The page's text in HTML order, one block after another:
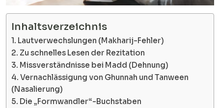
Inhaltsverzeichnis
1. Lautverwechslungen (Makharij-Fehler)
2. Zu schnelles Lesen der Rezitation
3. Missverständnisse bei Madd (Dehnung)
4. Vernachlässigung von Ghunnah und Tanween
(Nasalierung)
5. Die „Formwandler“-Buchstaben